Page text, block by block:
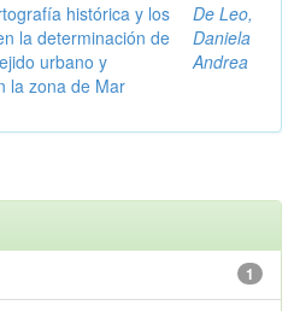
histórica y los
la determinación de
urbano y
la zona de Mar
De Leo,
Daniela
Andrea
1